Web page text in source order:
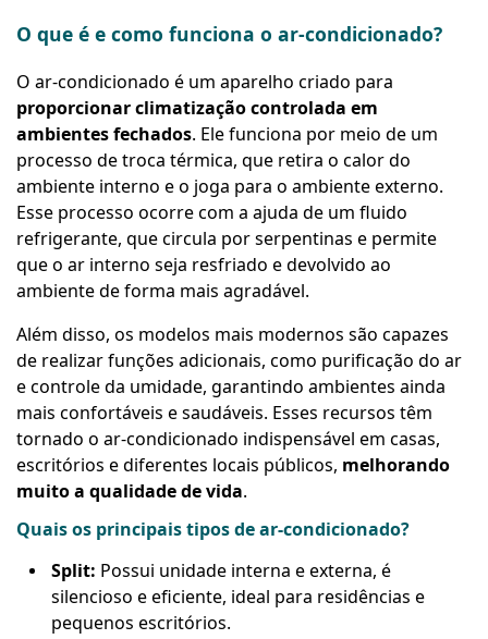
O que é e como funciona o ar-condicionado?
O ar-condicionado é um aparelho criado para
proporcionar climatização controlada em
ambientes fechados. Ele funciona por meio de um
processo de troca térmica, que retira o calor do
ambiente interno e o joga para o ambiente externo.
Esse processo ocorre com a ajuda de um fluido
refrigerante, que circula por serpentinas e permite
que o ar interno seja resfriado e devolvido ao
ambiente de forma mais agradável.
Além disso, os modelos mais modernos são capazes
de realizar funções adicionais, como purificação do ar
e controle da umidade, garantindo ambientes ainda
mais confortáveis e saudáveis. Esses recursos têm
tornado o ar-condicionado indispensável em casas,
escritórios e diferentes locais públicos, melhorando
muito a qualidade de vida.
Quais os principais tipos de ar-condicionado?
Split: Possui unidade interna e externa, é
silencioso e eficiente, ideal para residências e
pequenos escritórios.